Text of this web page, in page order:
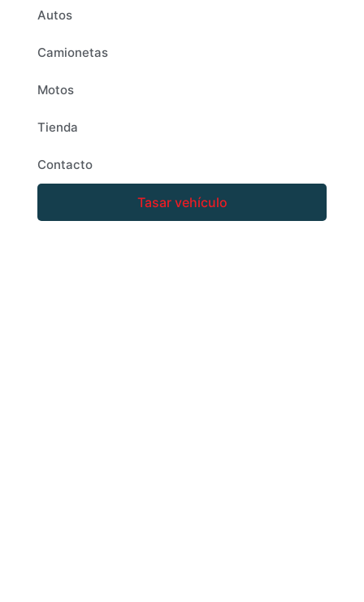
Autos
Camionetas
Motos
Tienda
Contacto
Tasar vehículo